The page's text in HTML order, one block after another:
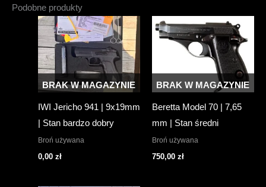
Podobne produkty
BRAK W MAGAZYNIE
IWI Jericho 941 | 9x19mm
| Stan bardzo dobry
Broń używana
0,00 zł
BRAK W MAGAZYNIE
Beretta Model 70 | 7,65
mm | Stan średni
Broń używana
750,00 zł